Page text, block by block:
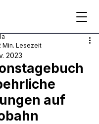
Min. Lesezeit
2023
auf